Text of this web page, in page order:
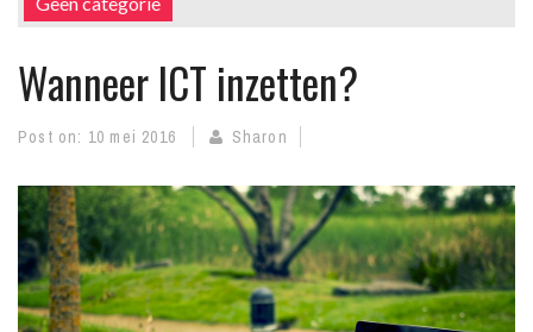
Wanneer ICT inzetten?
Post on: 10 mei 2016 Sharon